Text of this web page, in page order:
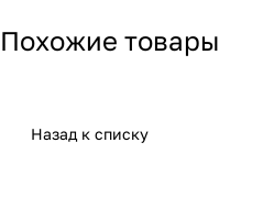
Похожие товары
Назад к списку